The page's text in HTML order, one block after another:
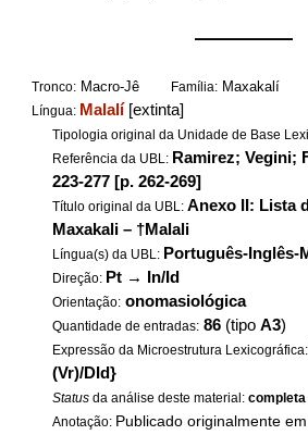
——————
Tronco: Macro-Jê Família: Maxakalí
Língua: Malalí [extinta]
Tipologia original da Unidade de Base
Referência da UBL: Ramirez; Vegini;
223-277 [p. 262-269]
Título original da UBL:Anexo II: Lista
Maxakali – †Malali
Língua(s) da UBL: Português-Inglês-
Direção: Pt → In/Id
Orientação: onomasiológica
Quantidade de entradas: 86 (tipoA3)
Expressão da Microestrutura Lexicográfica:
(Vr)/DId}
Status da análise deste material:completa
Anotação: Publicado originalmente